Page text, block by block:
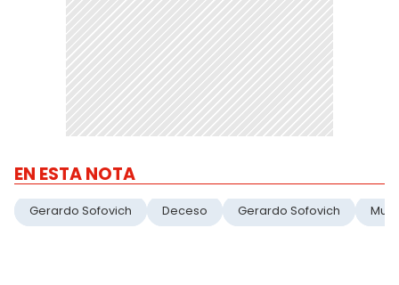
EN ESTA NOTA
Gerardo Sofovich Deceso Gerardo Sofovich